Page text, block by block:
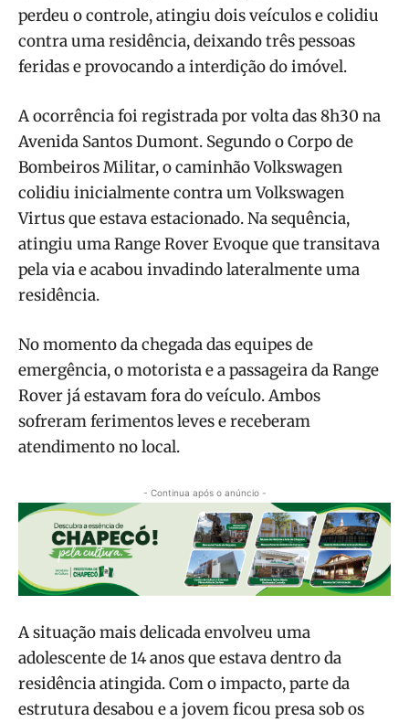
perdeu o controle, atingiu dois veículos e colidiu
contra uma residência, deixando três pessoas
feridas e provocando a interdição do imóvel.
A ocorrência foi registrada por volta das 8h30 na
Avenida Santos Dumont. Segundo o Corpo de
Bombeiros Militar, o caminhão Volkswagen
colidiu inicialmente contra um Volkswagen
Virtus que estava estacionado. Na sequência,
atingiu uma Range Rover Evoque que transitava
pela via e acabou invadindo lateralmente uma
residência.
No momento da chegada das equipes de
emergência, o motorista e a passageira da Range
Rover já estavam fora do veículo. Ambos
sofreram ferimentos leves e receberam
atendimento no local.
- Continua após o anúncio -
A situação mais delicada envolveu uma
adolescente de 14 anos que estava dentro da
residência atingida. Com o impacto, parte da
estrutura desabou e a jovem ficou presa sob os